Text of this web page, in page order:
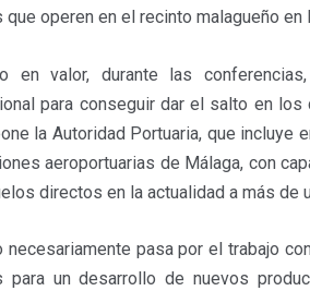
que operen en el recinto malagueño
en valor, durante las
para conseguir dar el salto en
la Autoridad Portuaria, que incluye
aeroportuarias de Málaga, con
directos en la actualidad a más de
necesariamente pasa por el trabajo
para un desarrollo de nuevos